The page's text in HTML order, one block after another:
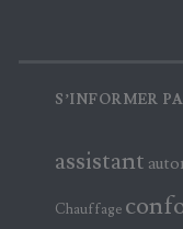
S’INFORMER
assistant
Chauffage